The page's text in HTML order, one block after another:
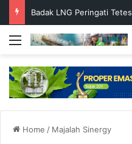
Menu
Home / Majalah Sinergy